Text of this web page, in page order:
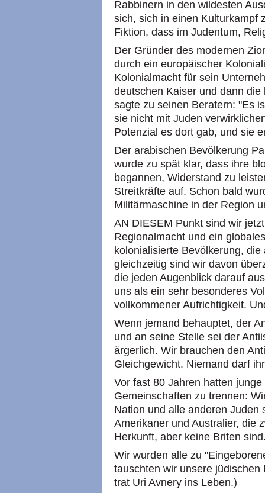
Rabbinern in den wildesten
sich, sich in einen Kulturkampf
Fiktion, dass im Judentum,
Der Gründer des modernen
durch ein europäischer
Kolonialmacht für sein
deutschen Kaiser und dann
sagte zu seinen Beratern: "Es
sie nicht mit Juden
Potenzial es dort gab, und sie
Der arabischen Bevölkerung
wurde zu spät klar, dass ihre
begannen, Widerstand zu
Streitkräfte auf. Schon bald
Militärmaschine in der Region
AN DIESEM Punkt sind wir
Regionalmacht und ein
kolonialisierte Bevölkerung,
gleichzeitig sind wir davon
die jeden Augenblick darauf
uns als ein sehr besonderes
vollkommener Aufrichtigkeit.
Wenn jemand behauptet, der
und an seine Stelle sei der
ärgerlich. Wir brauchen den
Gleichgewicht. Niemand darf
Vor fast 80 Jahren hatten
Gemeinschaften zu trennen:
Nation und alle anderen Juden
Amerikaner und Australier, die
Herkunft, aber keine Briten
Wir wurden alle zu
tauschten wir unsere
trat Uri Avnery ins Leben.)